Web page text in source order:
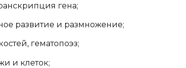
гена;
развитие и размножение;
гематопоэз;
и клеток;